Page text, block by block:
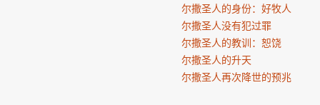
尔撒圣人的身份：好牧人
尔撒圣人没有犯过罪
尔撒圣人的教训：恕饶
尔撒圣人的升天
尔撒圣人再次降世的预兆